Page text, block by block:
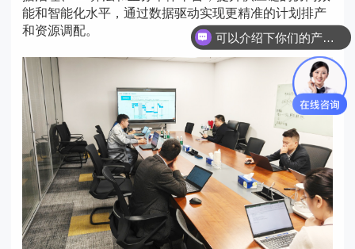
能和智能化水平，通过数据驱动实现更精准的计划排产
和资源调配。
可以介绍下你们的产品么？